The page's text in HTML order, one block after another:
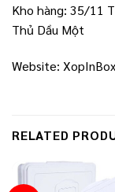
Kho hàng: 35/11
Thủ Dầu Một
Website:
RELATED